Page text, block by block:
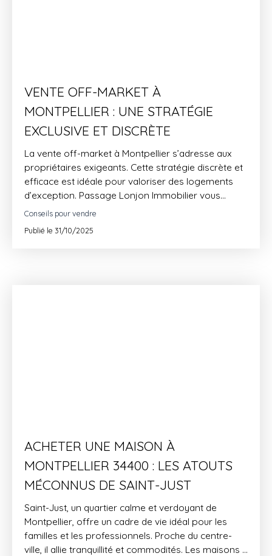
VENTE OFF-MARKET À
MONTPELLIER : UNE STRATÉGIE
EXCLUSIVE ET DISCRÈTE
La vente off-market à Montpellier s’adresse aux
propriétaires exigeants. Cette stratégie discrète et
efficace est idéale pour valoriser des logements
d’exception. Passage Lonjon Immobilier vous
accompagne avec un service sur mesure, pensé
Conseils pour vendre
Publié le 31/10/2025
ACHETER UNE MAISON À
MONTPELLIER 34400 : LES ATOUTS
MÉCONNUS DE SAINT-JUST
Saint-Just, un quartier calme et verdoyant de
Montpellier, offre un cadre de vie idéal pour les
familles et les professionnels. Proche du centre-
ville, il allie tranquillité et commodités. Les maisons à